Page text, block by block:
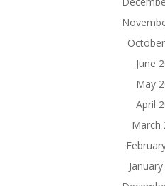
June
May
April
March